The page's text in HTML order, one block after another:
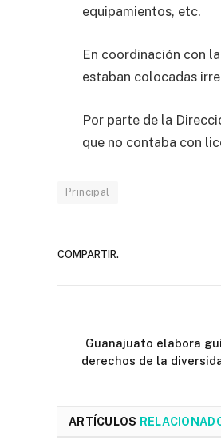
equipamientos, etc.
En coordinación con
estaban colocadas
Por parte de la
que no contaba con
Principal
COMPARTIR.
Guanajuato elabora
derechos de la
ARTÍCULOS